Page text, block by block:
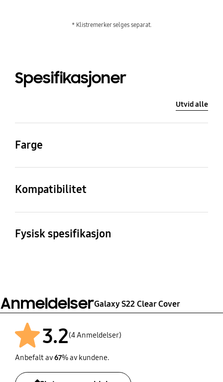
* Klistremerker selges separat.
Spesifikasjoner
Utvid alle
Farge
Transparent
Kompatibilitet
Kompatible modeller
Galaxy S22
Fysisk spesifikasjon
AnmeldelserGalaxy S22 Clear Cover
3.2(4 Anmeldelser)
Anbefalt av67% av kundene.